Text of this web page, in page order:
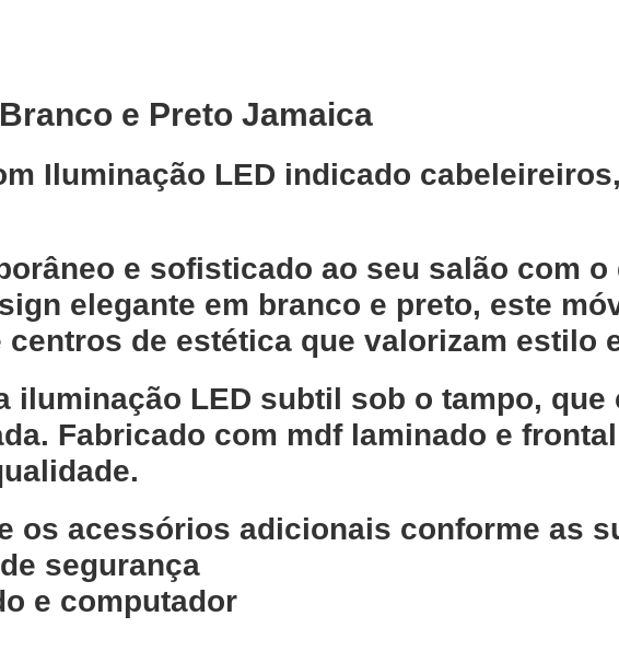
e Preto Jamaica
Iluminação LED indicado
e sofisticado ao seu salão com
elegante em branco e preto, este
de estética que valorizam estilo
iluminação LED subtil sob o tampo, que
Fabricado com mdf laminado e
os acessórios adicionais conforme as
segurança
e computador